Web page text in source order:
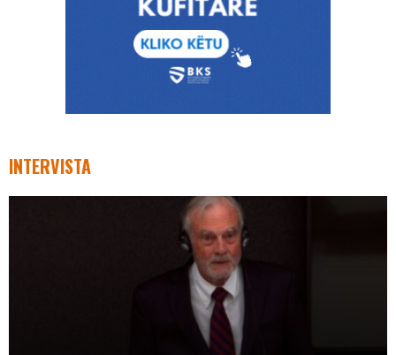
INTERVISTA